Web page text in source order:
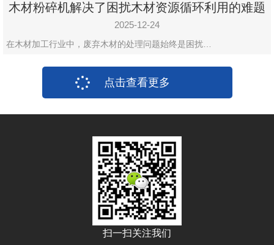
木材粉碎机解决了困扰木材资源循环利用的难题
2025-12-24
在木材加工行业中，废弃木材的处理问题始终是困扰…
点击查看更多
扫一扫关注我们